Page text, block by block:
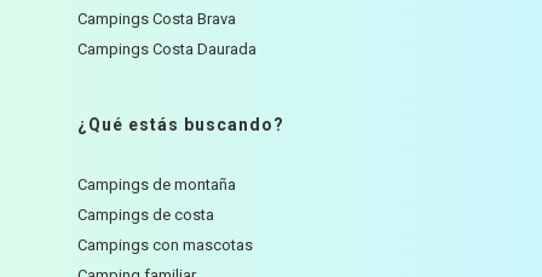
Campings Costa Brava
Campings Costa Daurada
¿Qué estás buscando?
Campings de montaña
Campings de costa
Campings con mascotas